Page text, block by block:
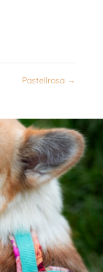
Pastellrosa →